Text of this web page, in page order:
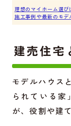
理想のマイホーム選び
施工事例や最新のモデ
建売住宅
モデルハウス
られている家
が、役割や建